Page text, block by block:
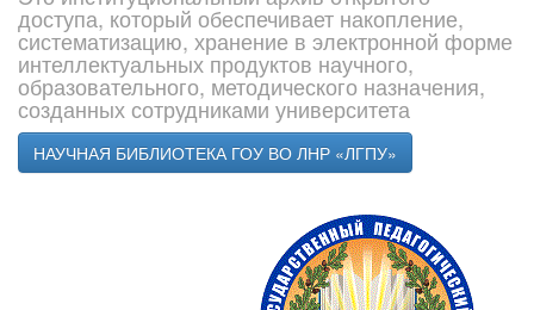
доступа, который обеспечивает накопление,
систематизацию, хранение в электронной форме
интеллектуальных продуктов научного,
образовательного, методического назначения,
созданных сотрудниками университета
НАУЧНАЯ БИБЛИОТЕКА ГОУ ВО ЛНР «ЛГПУ»